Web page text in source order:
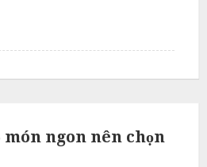
món ngon nên chọn